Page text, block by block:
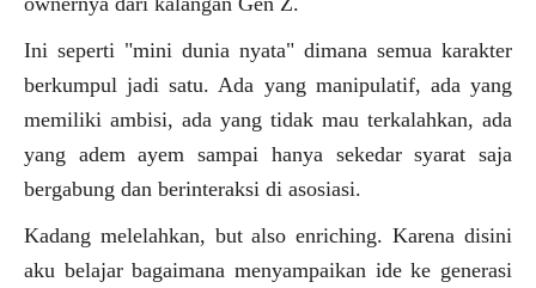
Ini seperti "mini dunia nyata" dimana semua karakter
berkumpul jadi satu. Ada yang manipulatif, ada yang
memiliki ambisi, ada yang tidak mau terkalahkan, ada
yang adem ayem sampai hanya sekedar syarat saja
bergabung dan berinteraksi di asosiasi.
Kadang melelahkan, but also enriching. Karena disini
aku belajar bagaimana menyampaikan ide ke generasi